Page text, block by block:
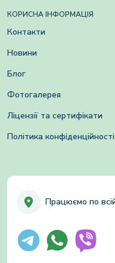
КОРИСНА ІНФОРМАЦІЯ
Контакти
Новини
Блог
Фотогалерея
Ліцензії та сертифікати
Політика конфіденційності
Працюємо по